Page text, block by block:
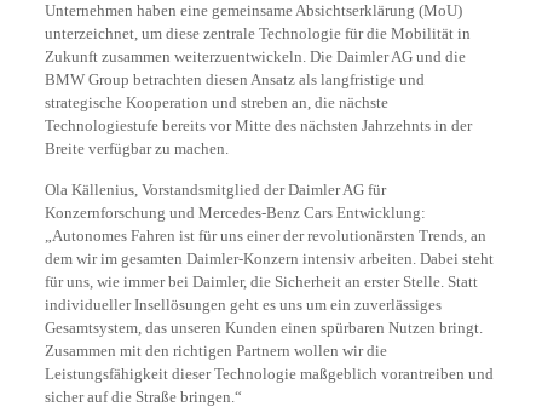
Unternehmen haben eine gemeinsame Absichtserklärung (MoU)
unterzeichnet, um diese zentrale Technologie für die Mobilität in
Zukunft zusammen weiterzuentwickeln. Die Daimler AG und die
BMW Group betrachten diesen Ansatz als langfristige und
strategische Kooperation und streben an, die nächste
Technologiestufe bereits vor Mitte des nächsten Jahrzehnts in der
Breite verfügbar zu machen.
Ola Källenius, Vorstandsmitglied der Daimler AG für
Konzernforschung und Mercedes-Benz Cars Entwicklung:
„Autonomes Fahren ist für uns einer der revolutionärsten Trends, an
dem wir im gesamten Daimler-Konzern intensiv arbeiten. Dabei steht
für uns, wie immer bei Daimler, die Sicherheit an erster Stelle. Statt
individueller Insellösungen geht es uns um ein zuverlässiges
Gesamtsystem, das unseren Kunden einen spürbaren Nutzen bringt.
Zusammen mit den richtigen Partnern wollen wir die
Leistungsfähigkeit dieser Technologie maßgeblich vorantreiben und
sicher auf die Straße bringen.“